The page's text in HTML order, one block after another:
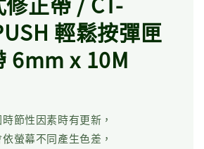
輕鬆按彈匣
6mm x 10M
節性因素時有更新，
螢幕不同產生色差，